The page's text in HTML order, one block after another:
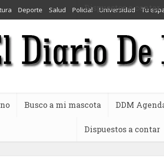
Dispuestos a contar
Deporte Salud Policial Universidad Tu
Busco a mi mascota DDM
Dispuestos a contar